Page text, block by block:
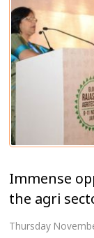
Immense
the agri
Thursday